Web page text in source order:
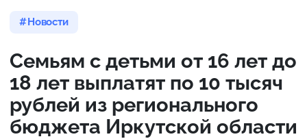
Новости
Семьям с детьми от 16 лет до
18 лет выплатят по 10 тысяч
рублей из регионального
бюджета Иркутской области